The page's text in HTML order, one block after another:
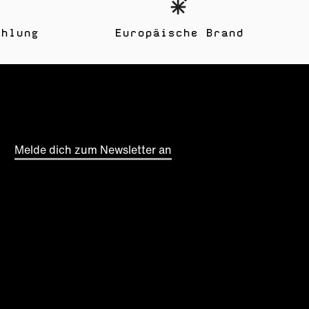
Europäische Brand
Melde dich zum Newsletter an